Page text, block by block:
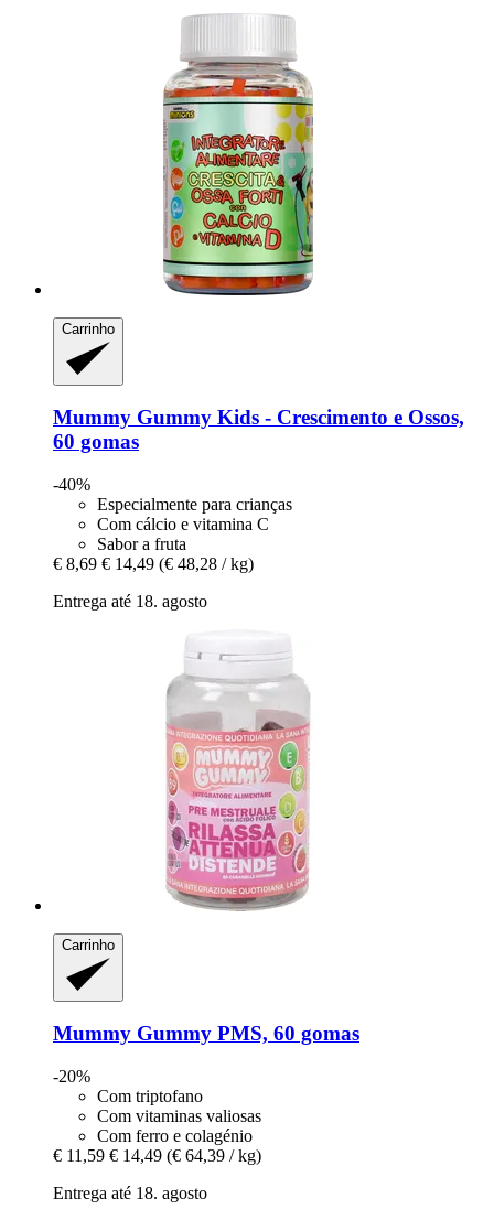
Carrinho
Mummy Gummy Kids -​ Crescimento e Ossos,
60 gomas
-40%
Especialmente para crianças
Com cálcio e vitamina C
Sabor a fruta
€ 8,69 € 14,49 (€ 48,28 / kg)
Entrega até 18. agosto
Carrinho
Mummy Gummy PMS, 60 gomas
-20%
Com triptofano
Com vitaminas valiosas
Com ferro e colagénio
€ 11,59 € 14,49 (€ 64,39 / kg)
Entrega até 18. agosto